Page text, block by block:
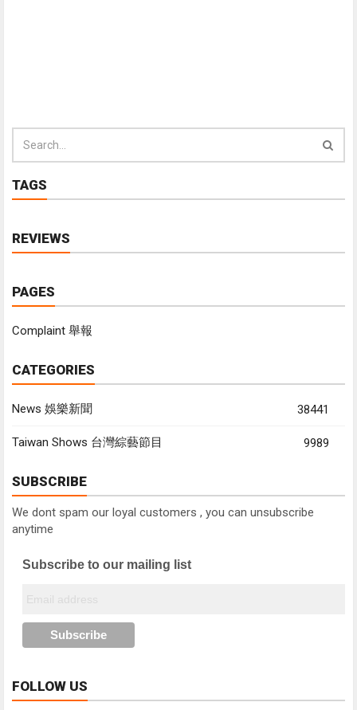
TAGS
REVIEWS
PAGES
Complaint 舉報
CATEGORIES
News 娛樂新聞 38441
Taiwan Shows 台灣綜藝節目 9989
SUBSCRIBE
We dont spam our loyal customers , you can unsubscribe
anytime
Subscribe to our mailing list
FOLLOW US